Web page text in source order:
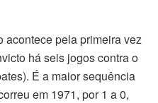
acontece pela primeira vez
há seis jogos contra o
É a maior sequência
em 1971, por 1 a 0,